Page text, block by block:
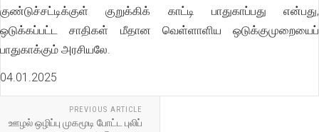
குண்டுச்சட்டிக்குள் குறுக்கிக் காட்டி பாதுகாப்பது என்பது,
ஒடுக்கப்பட்ட சாதிகள் மீதான வெள்ளாளிய ஒடுக்குமுறையைப்
பாதுகாக்கும் அரசியலே.
04.01.2025
PREVIOUS ARTICLE
ஊழல் ஒழிப்பு முகமூடி போட்ட புலிப்